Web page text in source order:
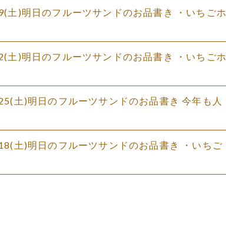
)明日のフルーツサンドのお品書き ・いちごホ
)明日のフルーツサンドのお品書き ・いちごホ
土)明日のフルーツサンドのお品書き 今年も人
土)明日のフルーツサンドのお品書き ・いちご